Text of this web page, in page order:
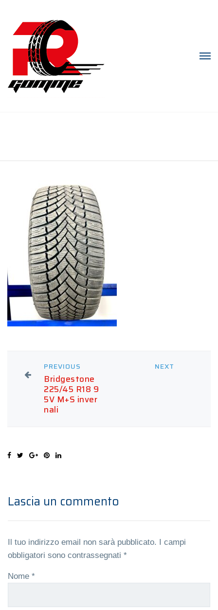
PREVIOUS
Bridgestone
225/45 R18 9
5V M+S inver
nali
NEXT
Lascia un commento
Il tuo indirizzo email non sarà pubblicato.
I campi
obbligatori sono contrassegnati *
Nome *